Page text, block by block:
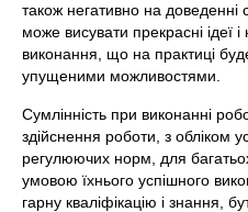
також негативно на доведенні
може висувати прекрасні ідеї
виконання, що на практиці
упущеними можливостями.
Сумлінність при виконанні
здійснення роботи, з обліком
регулюючих норм, для
умовою їхнього успішного
гарну кваліфікацію і знання,